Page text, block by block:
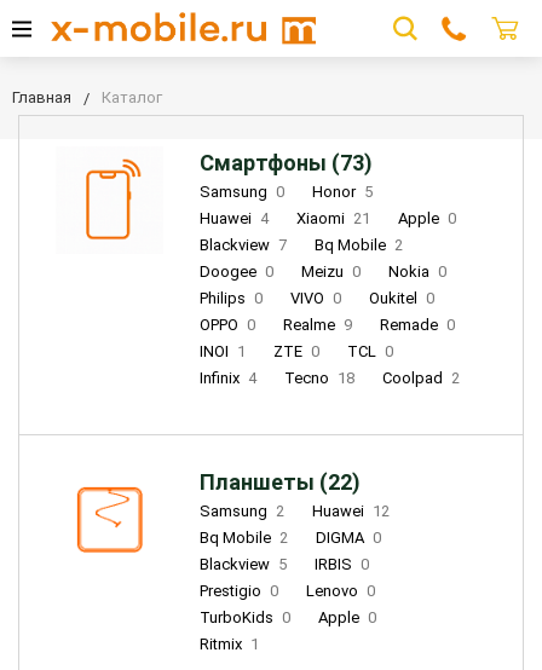
Главная Каталог
Смартфоны (73)
Samsung 0 Honor 5
Huawei 4 Xiaomi 21 Apple 0
Blackview 7 Bq Mobile 2
Doogee 0 Meizu 0 Nokia 0
Philips 0 VIVO 0 Oukitel
0
OPPO 0 Realme 9 Remade 0
INOI 1 ZTE 0 TCL 0
Infinix 4 Tecno 18 Coolpad 2
Планшеты (22)
Samsung 2 Huawei 12
Bq Mobile 2 DIGMA 0
Blackview 5 IRBIS 0
Prestigio 0 Lenovo 0
TurboKids 0 Apple 0
Ritmix 1